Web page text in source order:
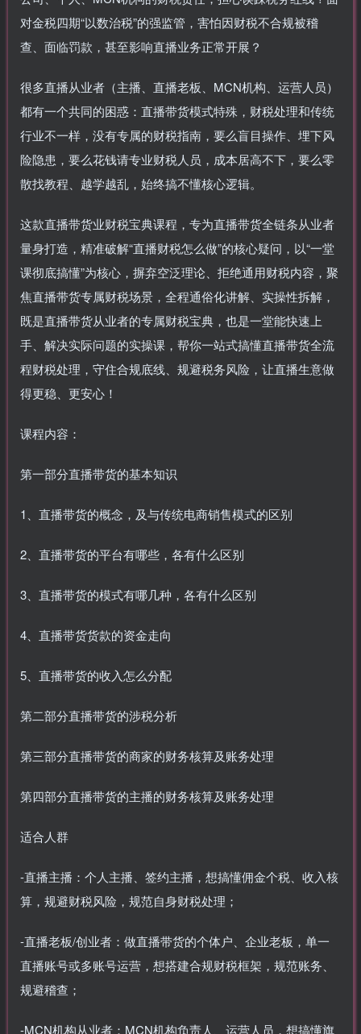
对金税四期“以数治税”的强监管，害怕因财税不合规被稽
查、面临罚款，甚至影响直播业务正常开展？
很多直播从业者（主播、直播老板、MCN机构、运营人员）
都有一个共同的困惑：直播带货模式特殊，财税处理和传统
行业不一样，没有专属的财税指南，要么盲目操作、埋下风
险隐患，要么花钱请专业财税人员，成本居高不下，要么零
散找教程、越学越乱，始终搞不懂核心逻辑。
这款直播带货业财税宝典课程，专为直播带货全链条从业者
量身打造，精准破解“直播财税怎么做”的核心疑问，以“一堂
课彻底搞懂”为核心，摒弃空泛理论、拒绝通用财税内容，聚
焦直播带货专属财税场景，全程通俗化讲解、实操性拆解，
既是直播带货从业者的专属财税宝典，也是一堂能快速上
手、解决实际问题的实操课，帮你一站式搞懂直播带货全流
程财税处理，守住合规底线、规避税务风险，让直播生意做
得更稳、更安心！
课程内容：
第一部分直播带货的基本知识
1、直播带货的概念，及与传统电商销售模式的区别
2、直播带货的平台有哪些，各有什么区别
3、直播带货的模式有哪几种，各有什么区别
4、直播带货货款的资金走向
5、直播带货的收入怎么分配
第二部分直播带货的涉税分析
第三部分直播带货的商家的财务核算及账务处理
第四部分直播带货的主播的财务核算及账务处理
适合人群
-直播主播：个人主播、签约主播，想搞懂佣金个税、收入核
算，规避财税风险，规范自身财税处理；
-直播老板/创业者：做直播带货的个体户、企业老板，单一
直播账号或多账号运营，想搭建合规财税框架，规范账务、
规避稽查；
-MCN机构从业者：MCN机构负责人、运营人员，想搞懂旗